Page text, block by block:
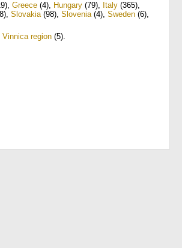
, Greece (4), Hungary (79), Italy (365),
, Slovakia(98), Slovenia(4), Sweden (6),
Vinnica region (5).